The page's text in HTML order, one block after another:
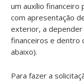
um auxílio financeiro
com apresentação
exterior, a
financeiros e dentro
abaixo).
Para fazer a